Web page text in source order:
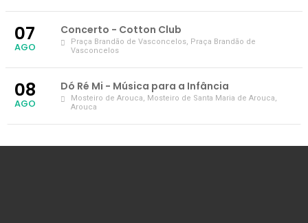
07
AGO
Concerto - Cotton Club
Praça Brandão de Vasconcelos, Praça Brandão de
Vasconcelos
08
AGO
Dó Ré Mi - Música para a Infância
Mosteiro de Arouca, Mosteiro de Santa Maria de Arouca,
Arouca